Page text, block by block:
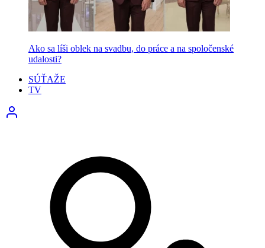
Ako sa líši oblek na svadbu, do práce a na spoločenské
udalosti?
SÚŤAŽE
TV